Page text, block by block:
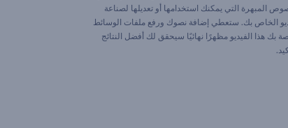
المبهرة التي يمكنك استخدامها أو تعديلها لصناعة
الخاص بك. ستعطي إضافة نصوك ورفع ملفات الوسائط
بك هذا الفيديو مظهرًا نهائيًا سيحقق لك أفضل النتائج